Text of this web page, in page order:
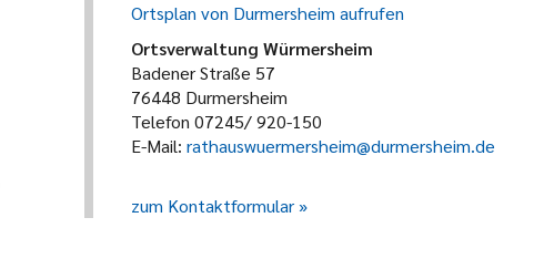
Ortsplan von Durmersheim aufrufen
Ortsverwaltung Würmersheim
Badener Straße 57
76448 Durmersheim
Telefon 07245/ 920-150
E-Mail: rathauswuermersheim@durmersheim.de
zum Kontaktformular